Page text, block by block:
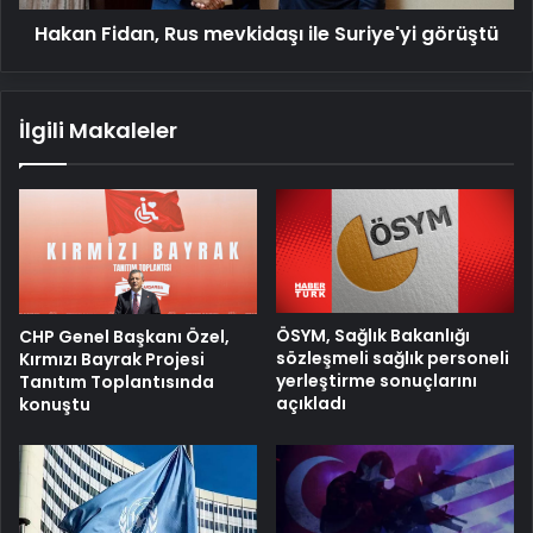
Hakan Fidan, Rus mevkidaşı ile Suriye'yi görüştü
İlgili Makaleler
CHP Genel Başkanı Özel,
Kırmızı Bayrak Projesi
Tanıtım Toplantısında
konuştu
ÖSYM, Sağlık Bakanlığı
sözleşmeli sağlık personeli
yerleştirme sonuçlarını
açıkladı